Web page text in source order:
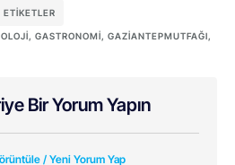
ETIKETLER
, GASTRONOMI, GAZIANTEPMUTFAĞI,
Bir Yorum Yapın
/ Yeni Yorum Yap